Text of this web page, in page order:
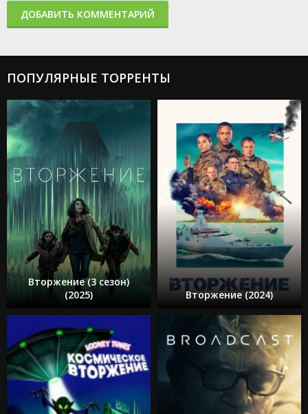
ДОБАВИТЬ КОММЕНТАРИЙ
ПОПУЛЯРНЫЕ ТОРРЕНТЫ
Вторжение (3 сезон)
(2025)
Вторжение (2024)